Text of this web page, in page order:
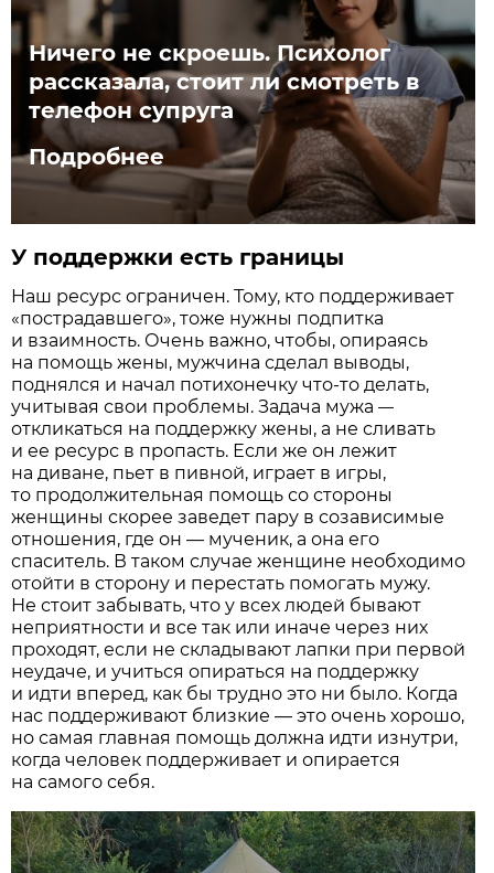
Ничего не скроешь. Психолог
рассказала, стоит ли смотреть в
телефон супруга
Подробнее
У поддержки есть границы
Наш ресурс ограничен. Тому, кто поддерживает
«пострадавшего», тоже нужны подпитка
и взаимность. Очень важно, чтобы, опираясь
на помощь жены, мужчина сделал выводы,
поднялся и начал потихонечку что-то делать,
учитывая свои проблемы. Задача мужа—
откликаться на поддержку жены, а не сливать
и ее ресурс в пропасть. Если же он лежит
на диване, пьет в пивной, играет в игры,
то продолжительная помощь со стороны
женщины скорее заведет пару в созависимые
отношения, где он — мученик, а она его
спаситель. В таком случае женщине необходимо
отойти в сторону и перестать помогать мужу.
Не стоит забывать, что у всех людей бывают
неприятности и все так или иначе через них
проходят, если не складывают лапки при первой
неудаче, и учиться опираться на поддержку
и идти вперед, как бы трудно это ни было. Когда
нас поддерживают близкие — это очень хорошо,
но самая главная помощь должна идти изнутри,
когда человек поддерживает и опирается
на самого себя.